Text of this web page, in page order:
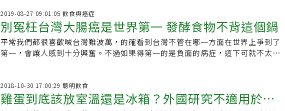
根據研究，在經過教導之後，他懂得自己用打火機生火，然後自己烤肉、煎東西
吃，是不是充滿了智慧呢？ 但是吃太多肉類，尤其是紅肉，確實與大腸癌等癌症
是非常相關的，所以不要吃太多紅肉是公認健康的原則。 為何紅肉容易致癌 但是
這樣生火烤肉，從此就開起了肉食的負擔之門。根據許多大型研究，吃肉尤其是
烤肉或加工肉品，與致癌特別是大腸癌息息相關。但是一開
2019-08-27 09:01:05 飲食與癌症
別冤枉台灣大腸癌是世界第一 發酵食物不背這個鍋
平常我們都很喜歡喊台灣難波萬，的確看到台灣不管在哪一方面在世界上爭到了
第一，會讓人感到十分興奮。不過如果得第一的是負面的病症，這下可就不太好
2018-10-30 17:00:29 聰明飲食
雞蛋到底該放室溫還是冰箱？外國研究不適用於台